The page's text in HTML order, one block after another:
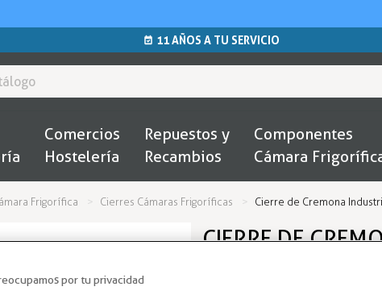
11 AÑOS A TU SERVICIO
Comercios
Hostelería
Repuestos y
Recambios
Componentes
Cámara
Frigorífica Cierres Cámaras Frigoríficas Cierre de Cremona
CIERRE DE
por tu privacidad